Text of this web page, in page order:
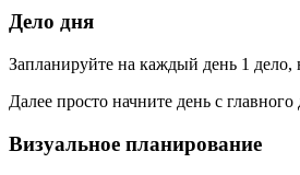
Дело дня
Запланируйте на каждый день 1 дело,
Далее просто начните день с
Визуальное планирование